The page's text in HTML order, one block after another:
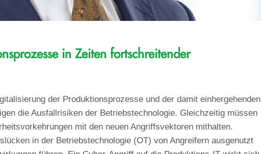
in Zeiten fortschreitender
der Produktionsprozesse und der damit einhergehenden
die Ausfallrisiken der Betriebstechnologie. Gleichzeitig müssen
mit den neuen Angriffsvektoren mithalten.
in der Betriebstechnologie (OT) von Angreifern ausgenutzt